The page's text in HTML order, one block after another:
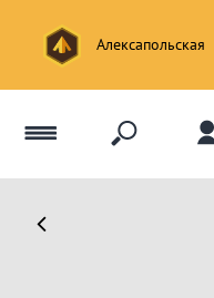
Алексапольская